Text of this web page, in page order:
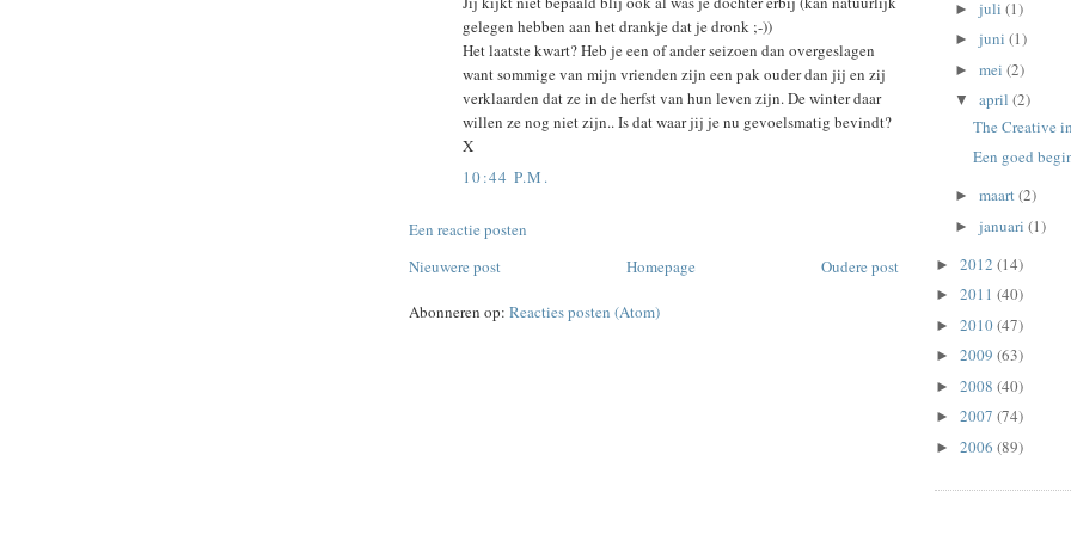
gelegen hebben aan het drankje dat je dronk ;-))
Het laatste kwart? Heb je een of ander seizoen dan overgeslagen
want sommige van mijn vrienden zijn een pak ouder dan jij en zij
verklaarden dat ze in de herfst van hun leven zijn. De winter daar
willen ze nog niet zijn.. Is dat waar jij je nu gevoelsmatig bevindt?
X
10:44 P.M.
Een reactie posten
Nieuwere post
Oudere post
Homepage
Abonneren op: Reacties posten (Atom)
► juli (1)
► juni (1)
► mei (2)
▼ april (2)
The Creative
Een goed
► maart(2)
► januari (1)
► 2012 (14)
► 2011 (40)
► 2010(47)
► 2009 (63)
► 2008 (40)
► 2007 (74)
► 2006 (89)